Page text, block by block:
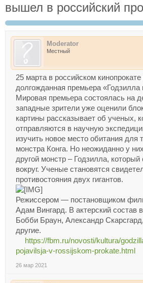
вышел в российский
Moderator
Местный
25 марта в российском
долгожданная премьера «Годзилла
Мировая премьера состоялась на
западные зрители уже оценили
картины рассказывает об ученых,
отправляются в научную
изучить новое место обитания для
монстра Конга. Но неожиданно у
другой монстр – Годзилла, который
вокруг. Ученые становятся
противостояния двух гигантов.
Режиссером — постановщиком
Адам Вингард. В актерский
Бобби Браун, Александр
другие.
https://fbm.ru/novosti/kultura/
pojavilsja-v-rossijskom-prokate.html
26 мар 2021